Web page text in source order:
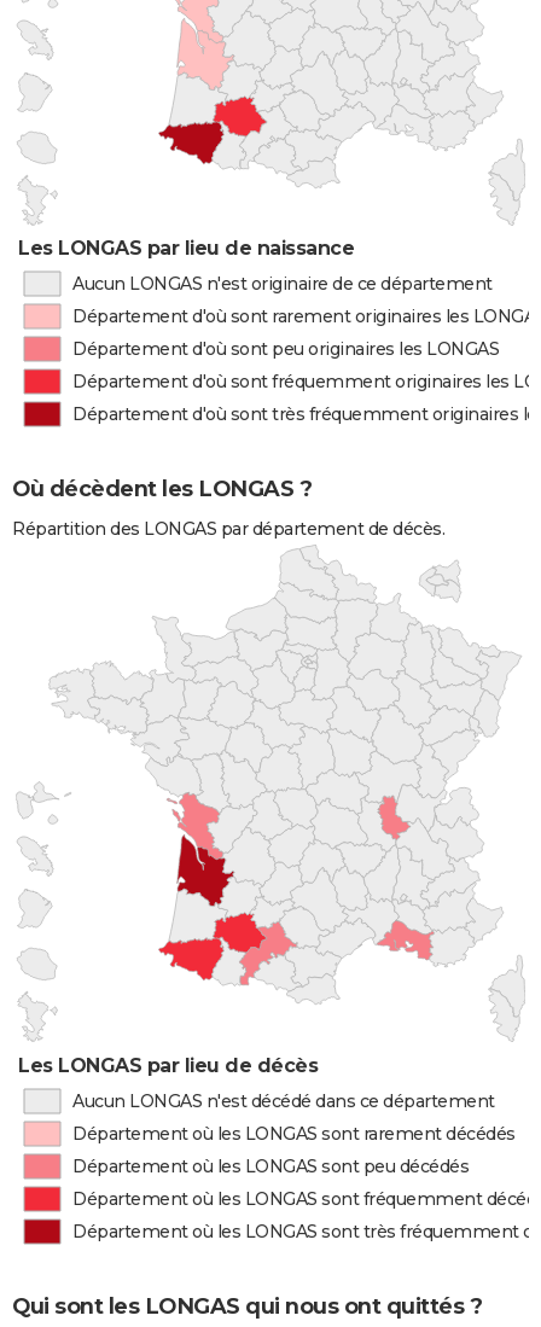
Les LONGAS par lieu de naissance
Aucun LONGAS n'est originaire de ce département
Département d'où sont rarement originaires les
Département d'où sont peu originaires les LONGAS
Département d'où sont fréquemment originaires les
Département d'où sont très fréquemment originaires
Où décèdent les LONGAS ?
Répartition des LONGAS par département de décès.
Les LONGAS par lieu de décès
Aucun LONGAS n'est décédé dans ce département
Département où les LONGAS sont rarement décédés
Département où les LONGAS sont peu décédés
Département où les LONGAS sont fréquemment
Département où les LONGAS sont très fréquemment
Qui sont les LONGAS qui nous ont quittés ?